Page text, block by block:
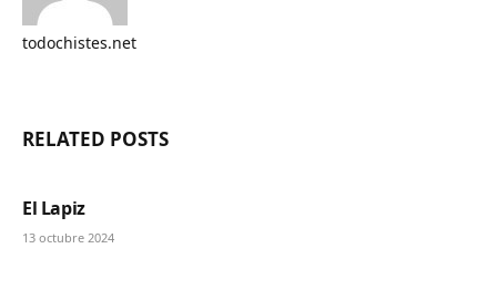
todochistes.net
RELATED POSTS
El Lapiz
13 octubre 2024